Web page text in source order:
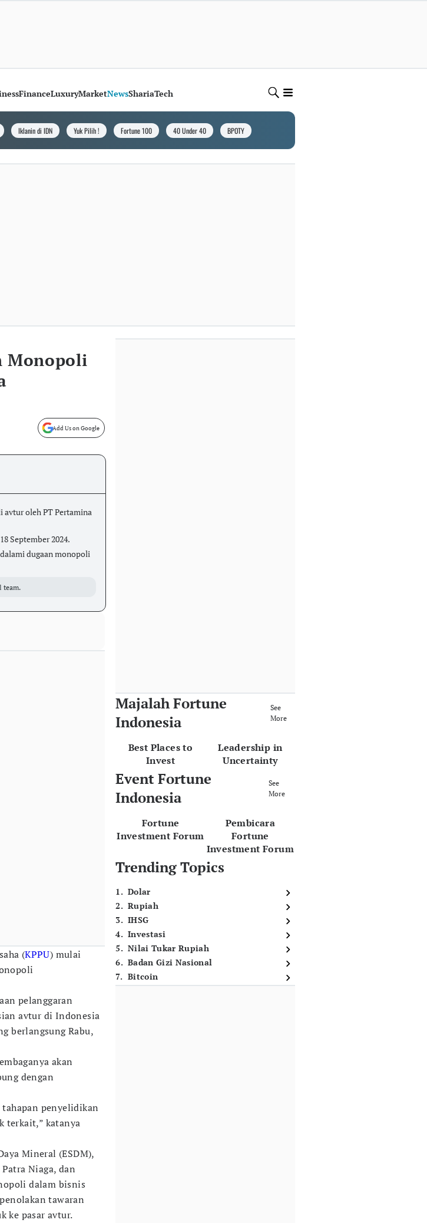
FinanceLuxuryMarketNewsShariaTech
Iklanin di IDN Yuk Pilih ! Fortune 100 40 Under 40 BPOTY
Monopoli
Add Us on Google
avtur oleh PT Pertamina
September 2024.
dugaan monopoli
team.
(KPPU) mulai
pelanggaran
avtur di Indonesia
berlangsung Rabu,
akan
dengan
penyelidikan
terkait,” katanya
Mineral (ESDM),
Niaga, dan
dalam bisnis
tawaran
ke pasar avtur.
Majalah Fortune
Indonesia
See
More
Best Places to
Invest
Leadership in
Uncertainty
Event Fortune
Indonesia
See
More
Fortune
Investment Forum
Pembicara
Fortune
Investment Forum
Trending Topics
1. Dolar
2. Rupiah
3. IHSG
4. Investasi
5. Nilai Tukar Rupiah
6. Badan Gizi Nasional
7. Bitcoin